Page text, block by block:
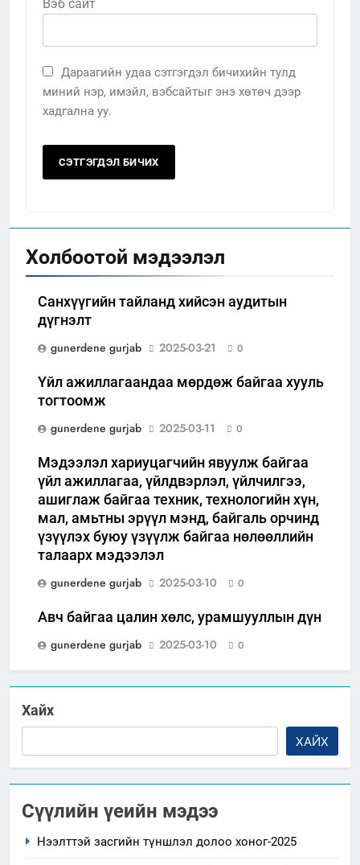
Вэб сайт
Дараагийн удаа сэтгэгдэл бичихийн тулд
миний нэр, имэйл, вэбсайтыг энэ хөтөч дээр
хадгална уу.
Холбоотой мэдээлэл
Санхүүгийн тайланд хийсэн аудитын
дүгнэлт
gunerdene gurjab
2025-03-21 0
Үйл ажиллагаандаа мөрдөж байгаа хууль
тогтоомж
gunerdene gurjab
2025-03-11 0
Мэдээлэл хариуцагчийн явуулж байгаа
үйл ажиллагаа, үйлдвэрлэл, үйлчилгээ,
ашиглаж байгаа техник, технологийн хүн,
мал, амьтны эрүүл мэнд, байгаль орчинд
үзүүлэх буюу үзүүлж байгаа нөлөөллийн
талаарх мэдээлэл
gunerdene gurjab
2025-03-10 0
Авч байгаа цалин хөлс, урамшууллын дүн
gunerdene gurjab
2025-03-10 0
Хайх
ХАЙХ
Сүүлийн үеийн мэдээ
Нээлттэй засгийн түншлэл долоо хоног-2025